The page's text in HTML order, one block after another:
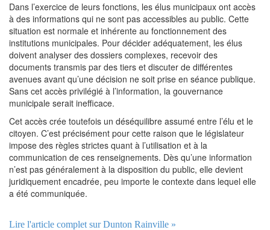
Dans l’exercice de leurs fonctions, les élus municipaux ont accès
à des informations qui ne sont pas accessibles au public. Cette
situation est normale et inhérente au fonctionnement des
institutions municipales. Pour décider adéquatement, les élus
doivent analyser des dossiers complexes, recevoir des
documents transmis par des tiers et discuter de différentes
avenues avant qu’une décision ne soit prise en séance publique.
Sans cet accès privilégié à l’information, la gouvernance
municipale serait inefficace.
Cet accès crée toutefois un déséquilibre assumé entre l’élu et le
citoyen. C’est précisément pour cette raison que le législateur
impose des règles strictes quant à l’utilisation et à la
communication de ces renseignements. Dès qu’une information
n’est pas généralement à la disposition du public, elle devient
juridiquement encadrée, peu importe le contexte dans lequel elle
a été communiquée.
Lire l'article complet sur Dunton Rainville »